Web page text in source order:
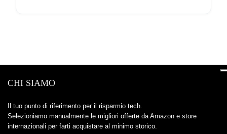
CHI SIAMO
Il tuo punto di riferimento per il risparmio tech.
Selezioniamo manualmente le migliori offerte da Amazon e store
internazionali per farti acquistare al minimo storico.